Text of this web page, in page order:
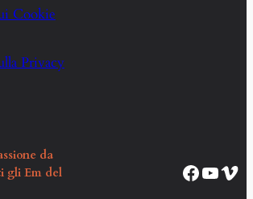
Cookie
Privacy
da
gli Em del
Pagina Facebook Corso EM68
Canale YouTube Corso EM68